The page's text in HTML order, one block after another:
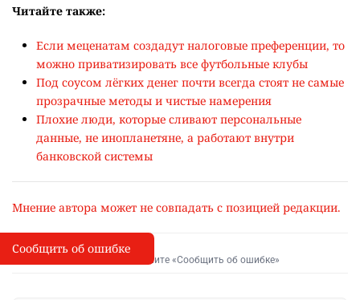
Читайте также:
Если меценатам создадут налоговые преференции, то
можно приватизировать все футбольные клубы
Под соусом лёгких денег почти всегда стоят не самые
прозрачные методы и чистые намерения
Плохие люди, которые сливают персональные
данные, не инопланетяне, а работают внутри
банковской системы
Мнение автора может не совпадать с позицией редакции.
I
Сообщить об опечатке
Выделите фрагмент и нажмите «Сообщить об ошибке»
Сообщить об ошибке